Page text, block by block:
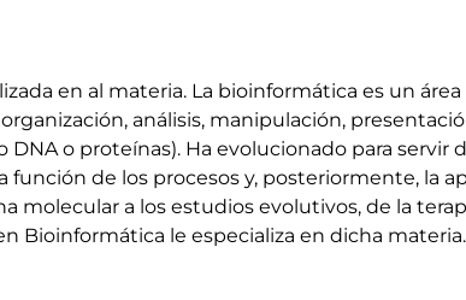
en al materia. La bioinformática es un
análisis, manipulación,
o proteínas). Ha evolucionado para servir
de los procesos y, posteriormente, la
a los estudios evolutivos, de la
Bioinformática le especializa en dicha materia.